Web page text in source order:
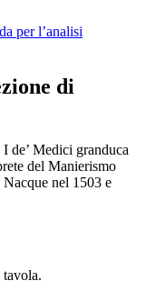
per l’analisi
di
de’ Medici granduca
del Manierismo
nel 1503 e